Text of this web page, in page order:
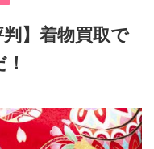
】着物買取で